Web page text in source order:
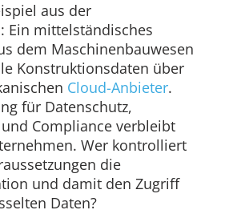
aus der
Ein mittelständisches
dem Maschinenbauwesen
Konstruktionsdaten über
Cloud-Anbieter.
für Datenschutz,
Compliance verbleibt
Wer kontrolliert
die
und damit den Zugriff
Daten?